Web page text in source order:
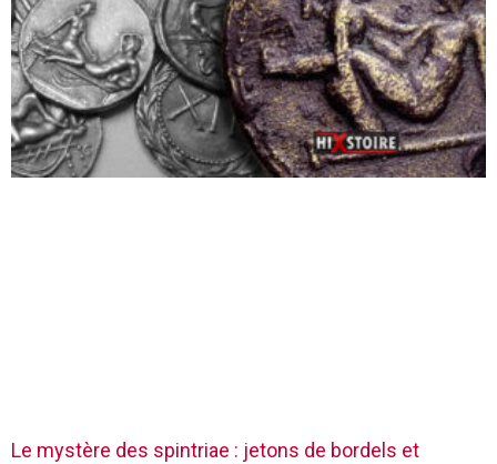
Le mystère des spintriae : jetons de bordels et